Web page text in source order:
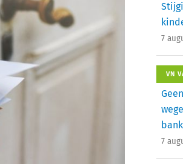
7
VN
7